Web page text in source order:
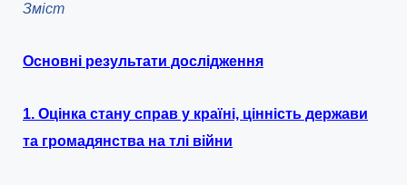
Зміст
Основні результати дослідження
1. Оцінка стану справ у країні, цінність держави
та громадянства на тлі війни